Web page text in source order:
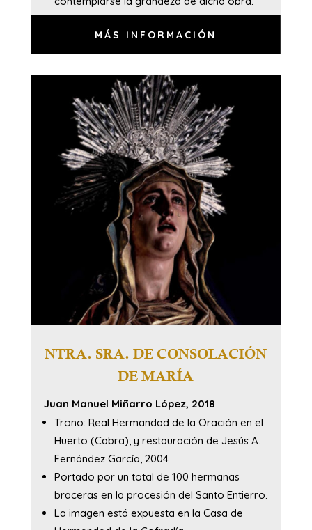
MÁS INFORMACIÓN
NTRA. SRA. DE CONSOLACIÓN
DE MARÍA
Juan Manuel Miñarro López, 2018
Trono: Real Hermandad de la Oración en el
Huerto (Cabra), y restauración de Jesús A.
Fernández García, 2004
Portado por un total de 100 hermanas
braceras en la procesión del Santo Entierro.
La imagen está expuesta en la Casa de